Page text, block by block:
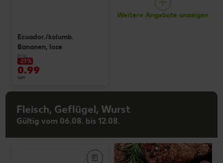
Ecuador./kolumb.
Bananen, lose
je kg
-23%
0.99
1.29
Weitere Angebote anzeigen
Fleisch, Geflügel, Wurst
Gültig vom 06.08. bis 12.08.